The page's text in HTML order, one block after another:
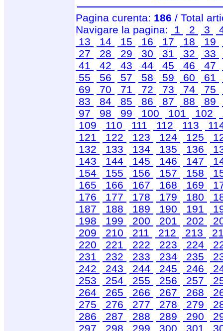
Pagina curenta: 186 / Total
Navigare la pagina:
1 2 3
13
14 15 16 17 18 19
27
28 29 30 31 32 33
41
42 43 44 45 46 47
55
56 57 58 59 60 61
69
70 71 72 73 74 75
83
84 85 86 87 88 89
97
98 99 100 101 102
109
110 111 112 113
121
122 123 124 125
132
133 134 135 136
143
144 145 146 147
154
155 156 157 158
165
166 167 168 169
176
177 178 179 180
187
188 189 190 191
198
199 200 201 202
209
210 211 212 213
220
221 222 223 224
231
232 233 234 235
242
243 244 245 246
253
254 255 256 257
264
265 266 267 268
275
276 277 278 279
286
287 288 289 290
297
298 299 300 301